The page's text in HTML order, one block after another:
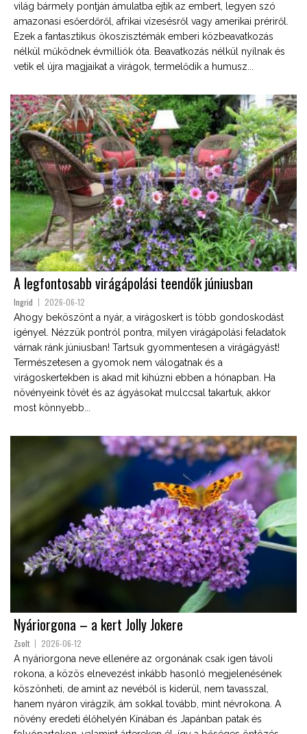
világ bármely pontján ámulatba ejtik az embert, legyen szó
amazonasi esőerdőről, afrikai vízesésről vagy amerikai prériről.
Ezek a fantasztikus ökoszisztémák emberi közbeavatkozás
nélkül működnek évmilliók óta. Beavatkozás nélkül nyílnak és
vetik el újra magjaikat a virágok, termelődik a humusz...
A legfontosabb virágápolási teendők júniusban
Ingrid 2026-06-12
Ahogy beköszönt a nyár, a virágoskert is több gondoskodást
igényel. Nézzük pontról pontra, milyen virágápolási feladatok
várnak ránk júniusban! Tartsuk gyommentesen a virágágyást!
Természetesen a gyomok nem válogatnak és a
virágoskertekben is akad mit kihúzni ebben a hónapban. Ha
növényeink tövét és az ágyásokat mulccsal takartuk, akkor
most könnyebb...
Nyáriorgona – a kert Jolly Jokere
Zsolt 2026-06-12
A nyáriorgona neve ellenére az orgonának csak igen távoli
rokona, a közös elnevezést inkább hasonló megjelenésének
köszönheti, de amint az nevéből is kiderül, nem tavasszal,
hanem nyáron virágzik, ám sokkal tovább, mint névrokona. A
növény eredeti élőhelyén Kínában és Japánban patak és